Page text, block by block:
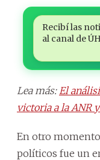
Recibí las
al canal de
Lea más: El
victoria a la ANR
En otro
políticos fue un